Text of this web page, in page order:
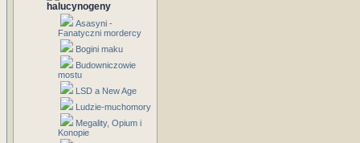
halucynogeny
Asasyni -
Fanatyczni mordercy
Bogini maku
Budowniczowie
mostu
LSD a New Age
Ludzie-muchomory
Megality, Opium i
Konopie